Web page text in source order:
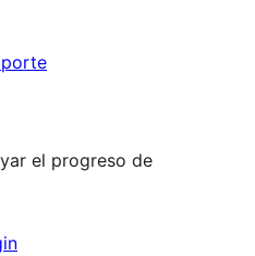
el progreso de